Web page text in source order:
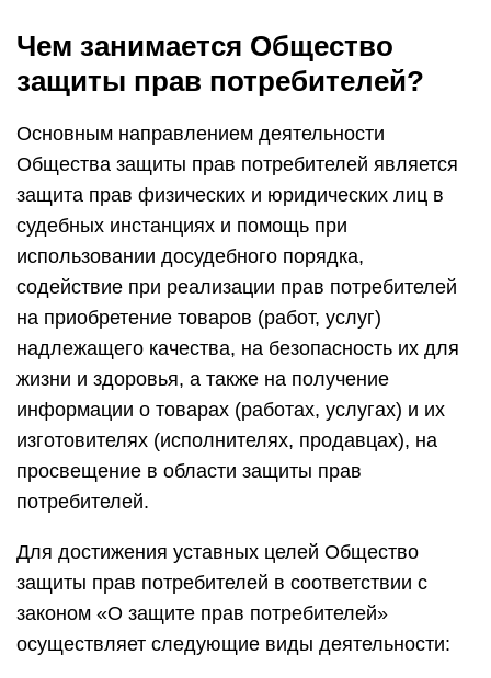
Чем занимается Общество
защиты прав потребителей?
Основным направлением деятельности
Общества защиты прав потребителей является
защита прав физических и юридических лиц в
судебных инстанциях и помощь при
использовании досудебного порядка,
содействие при реализации прав потребителей
на приобретение товаров (работ, услуг)
надлежащего качества, на безопасность их для
жизни и здоровья, а также на получение
информации о товарах (работах, услугах) и их
изготовителях (исполнителях, продавцах), на
просвещение в области защиты прав
потребителей.
Для достижения уставных целей Общество
защиты прав потребителей в соответствии с
законом «О защите прав потребителей»
осуществляет следующие виды деятельности: